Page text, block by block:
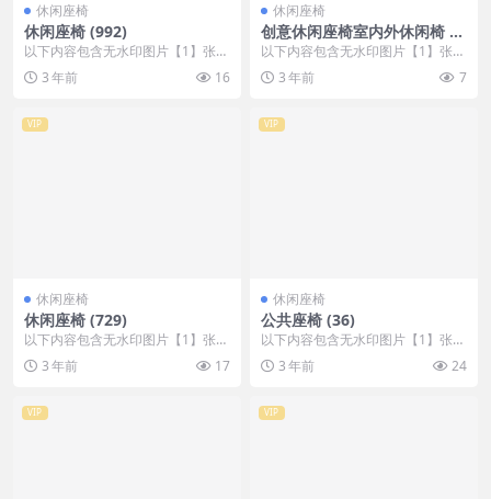
休闲座椅
休闲座椅 (992)
以下内容包含无水印图片【1】张
，开通会员无障碍浏览 开通VIP会
员 3 年前 16
休闲座椅
创意休闲座椅室内外休闲椅 (3
17)
以下内容包含无水印图片【1】张
，开通会员无障碍浏览 开通VIP会
员 3 年前 7
VIP
休闲座椅
休闲座椅 (729)
以下内容包含无水印图片【1】张
，开通会员无障碍浏览 开通VIP会
员 3 年前 17
VIP
休闲座椅
公共座椅 (36)
以下内容包含无水印图片【1】张
，开通会员无障碍浏览 开通VIP会
员 3 年前 24
VIP VIP